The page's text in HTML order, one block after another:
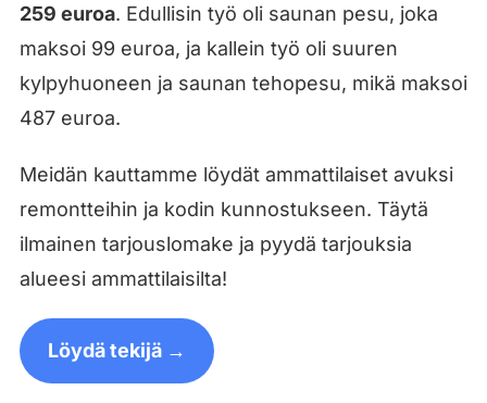
259 euroa. Edullisin työ oli saunan pesu, joka
maksoi 99 euroa, ja kallein työ oli suuren
kylpyhuoneen ja saunan tehopesu, mikä maksoi
487 euroa.
Meidän kauttamme löydät ammattilaiset avuksi
remontteihin ja kodin kunnostukseen. Täytä
ilmainen tarjouslomake ja pyydä tarjouksia
alueesi ammattilaisilta!
Löydä tekijä →